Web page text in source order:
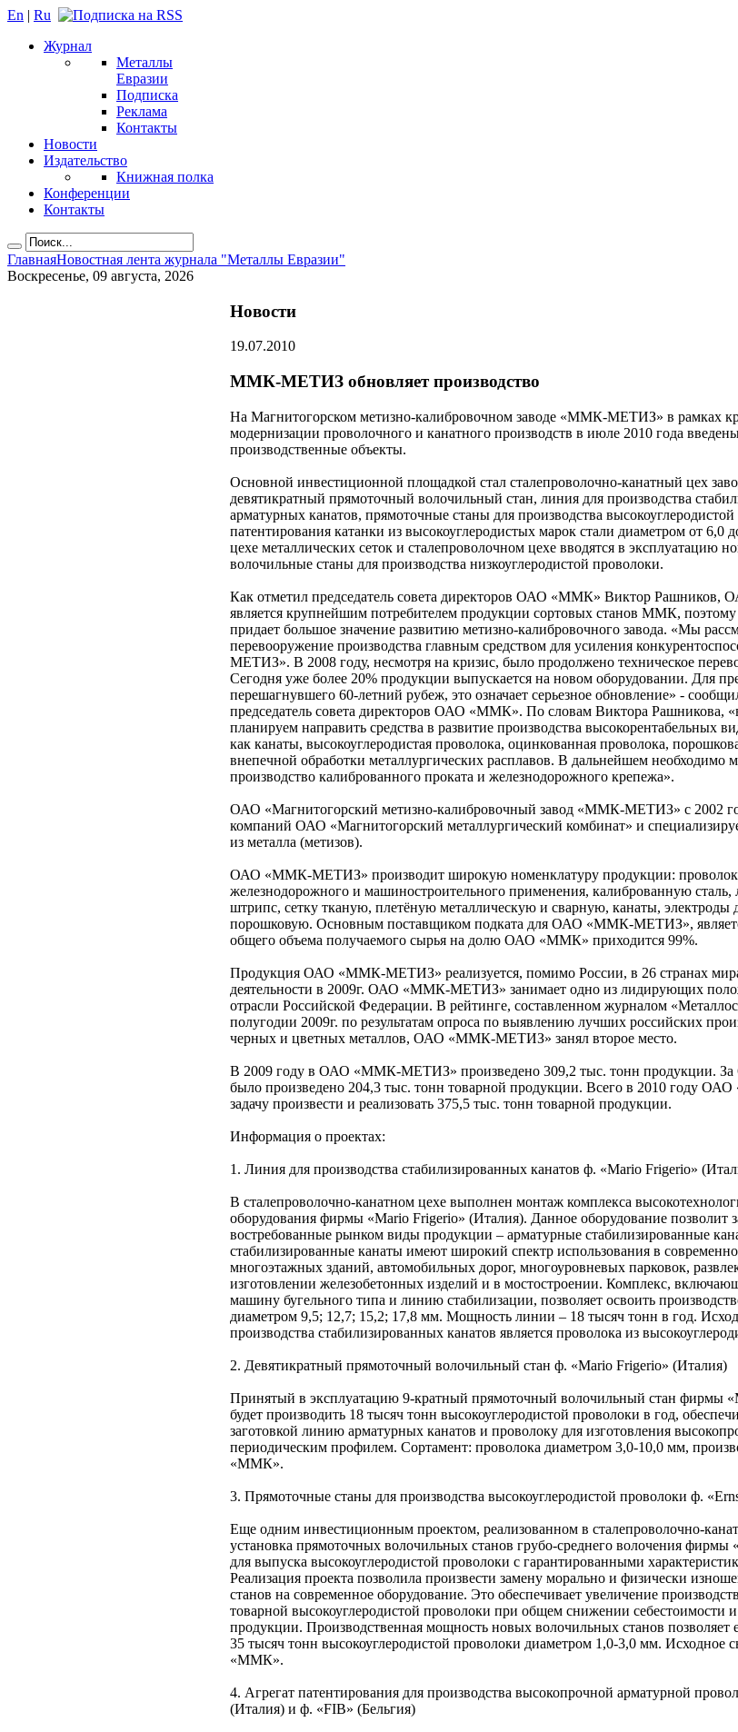
En | Ru
Журнал
Металлы
Евразии
Подписка
Реклама
Контакты
Новости
Издательство
Книжная полка
Конференции
Контакты
ГлавнаяНовостная лента журнала "Металлы Евразии"
Воскресенье, 09 августа, 2026
Новости
19.07.2010
ММК-МЕТИЗ обновляет производство
На Магнитогорском метизно-калибровочном заводе «ММК-МЕТИЗ» в рамках
модернизации проволочного и канатного производств в июле 2010 года
производственные объекты.
Основной инвестиционной площадкой стал сталепроволочно-канатный цех
девятикратный прямоточный волочильный стан, линия для производства
арматурных канатов, прямоточные станы для производства высокоуглеродистой
патентирования катанки из высокоуглеродистых марок стали диаметром от 6,0
цехе металлических сеток и сталепроволочном цехе вводятся в эксплуатацию
волочильные станы для производства низкоуглеродистой проволоки.
Как отметил председатель совета директоров ОАО «ММК» Виктор
является крупнейшим потребителем продукции сортовых станов ММК, поэтому
придает большое значение развитию метизно-калибровочного завода. «Мы
перевооружение производства главным средством для усиления
МЕТИЗ». В 2008 году, несмотря на кризис, было продолжено техническое
Сегодня уже более 20% продукции выпускается на новом оборудовании. Для
перешагнувшего 60-летний рубеж, это означает серьезное обновление» -
председатель совета директоров ОАО «ММК». По словам Виктора Рашникова,
планируем направить средства в развитие производства высокорентабельных
как канаты, высокоуглеродистая проволока, оцинкованная проволока,
внепечной обработки металлургических расплавов. В дальнейшем необходимо
производство калиброванного проката и железнодорожного крепежа».
ОАО «Магнитогорский метизно-калибровочный завод «ММК-МЕТИЗ» с 2002
компаний ОАО «Магнитогорский металлургический комбинат» и
из металла (метизов).
ОАО «ММК-МЕТИЗ» производит широкую номенклатуру продукции:
железнодорожного и машиностроительного применения, калиброванную сталь,
штрипс, сетку тканую, плетёную металлическую и сварную, канаты, электроды
порошковую. Основным поставщиком подката для ОАО «ММК-МЕТИЗ»,
общего объема получаемого сырья на долю ОАО «ММК» приходится 99%.
Продукция ОАО «ММК-МЕТИЗ» реализуется, помимо России, в 26 странах
деятельности в 2009г. ОАО «ММК-МЕТИЗ» занимает одно из лидирующих
отрасли Российской Федерации. В рейтинге, составленном журналом
полугодии 2009г. по результатам опроса по выявлению лучших российских
черных и цветных металлов, ОАО «ММК-МЕТИЗ» занял второе место.
В 2009 году в ОАО «ММК-МЕТИЗ» произведено 309,2 тыс. тонн продукции. За
было произведено 204,3 тыс. тонн товарной продукции. Всего в 2010 году
задачу произвести и реализовать 375,5 тыс. тонн товарной продукции.
Информация о проектах:
1. Линия для производства стабилизированных канатов ф. «Mario Frigerio»
В сталепроволочно-канатном цехе выполнен монтаж комплекса
оборудования фирмы «Mario Frigerio» (Италия). Данное оборудование позволит
востребованные рынком виды продукции – арматурные стабилизированные
стабилизированные канаты имеют широкий спектр использования в
многоэтажных зданий, автомобильных дорог, многоуровневых парковок,
изготовлении железобетонных изделий и в мостостроении. Комплекс,
машину бугельного типа и линию стабилизации, позволяет освоить
диаметром 9,5; 12,7; 15,2; 17,8 мм. Мощность линии – 18 тысяч тонн в год.
производства стабилизированных канатов является проволока из
2. Девятикратный прямоточный волочильный стан ф. «Mario Frigerio» (Италия)
Принятый в эксплуатацию 9-кратный прямоточный волочильный стан фирмы
будет производить 18 тысяч тонн высокоуглеродистой проволоки в год,
заготовкой линию арматурных канатов и проволоку для изготовления
периодическим профилем. Сортамент: проволока диаметром 3,0-10,0 мм,
«ММК».
3. Прямоточные станы для производства высокоуглеродистой проволоки ф.
Еще одним инвестиционным проектом, реализованном в сталепроволочно-
установка прямоточных волочильных станов грубо-среднего волочения фирмы
для выпуска высокоуглеродистой проволоки с гарантированными
Реализация проекта позволила произвести замену морально и физически
станов на современное оборудование. Это обеспечивает увеличение
товарной высокоуглеродистой проволоки при общем снижении себестоимости
продукции. Производственная мощность новых волочильных станов позволяет
35 тысяч тонн высокоуглеродистой проволоки диаметром 1,0-3,0 мм. Исходное
«ММК».
4. Агрегат патентирования для производства высокопрочной арматурной
(Италия) и ф. «FIB» (Бельгия)